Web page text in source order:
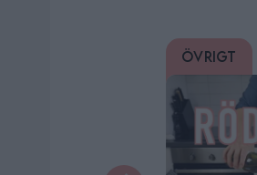
Övrigt